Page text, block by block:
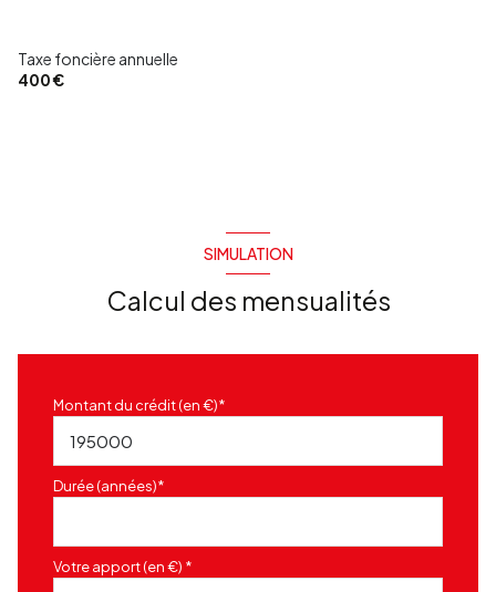
Taxe foncière annuelle
400 €
SIMULATION
Calcul des mensualités
Montant du crédit (en €)*
Durée (années)*
Votre apport (en €) *